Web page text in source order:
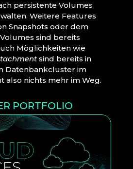
persistente Volumes
Weitere Features
Snapshots oder dem
sind bereits
Möglichkeiten wie
sind bereits in
Datenbankcluster im
also nichts mehr im Weg.
PORTFOLIO